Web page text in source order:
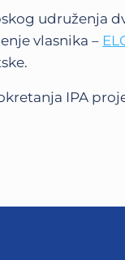
udruženja
vlasnika –
IPA